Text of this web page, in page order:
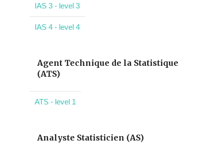
IAS 3 - level 3
IAS 4 - level 4
Agent Technique de la Statistique
(ATS)
ATS - level 1
Analyste Statisticien (AS)